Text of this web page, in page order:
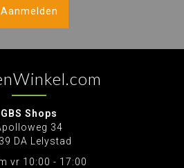
Aanmelden
GBS Shops
34
DA Lelystad
vr 10:00 - 17:00